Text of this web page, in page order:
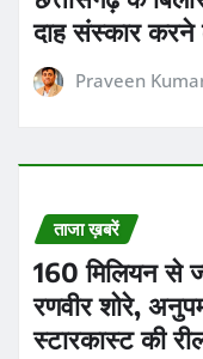
दाह संस्कार करने
Praveen
ताजा ख़बरें
160 मिलियन से
रणवीर शोरे,
स्टारकास्ट की